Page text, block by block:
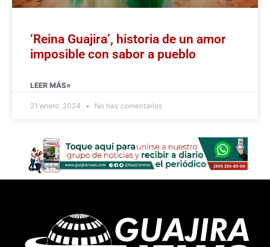
‘Reina Guajira’, historia de un amor
imposible con sabor a pueblo
LEER MÁS»
21 enero, 2024 No hay comentarios